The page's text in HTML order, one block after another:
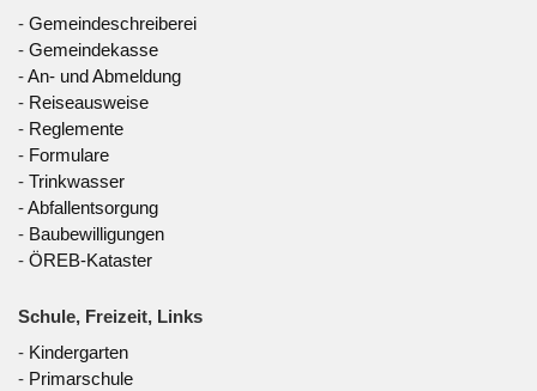
- Gemeindeschreiberei
- Gemeindekasse
-An- und Abmeldung
- Reiseausweise
- Reglemente
- Formulare
- Trinkwasser
-Abfallentsorgung
- Baubewilligungen
- ÖREB-Kataster
Schule, Freizeit, Links
- Kindergarten
- Primarschule